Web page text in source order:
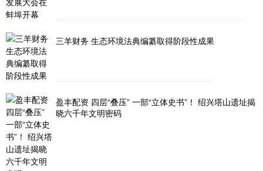
三羊财务 生态环境法典编纂取得阶段性成果
盈丰配资 四层“叠压” 一部“立体史书”！ 绍兴塔山遗址揭
晓六千年文明密码